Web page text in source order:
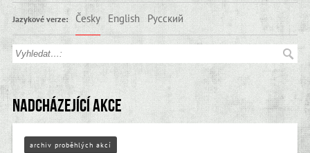
Jazykové verze: Česky English Русский
Nadcházející akce
archiv proběhlých akcí